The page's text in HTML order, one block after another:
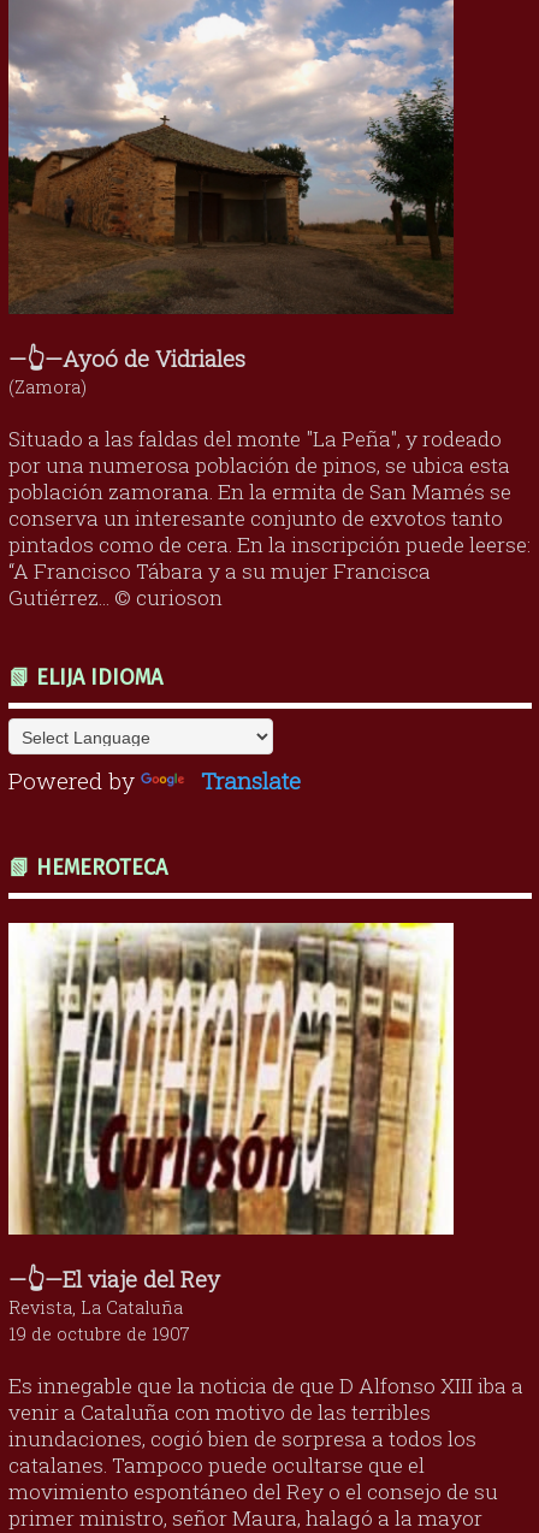
—👆—Ayoó de Vidriales
(Zamora)
Situado a las faldas del monte "La Peña", y rodeado
por una numerosa población de pinos, se ubica esta
población zamorana. En la ermita de San Mamés se
conserva un interesante conjunto de exvotos tanto
pintados como de cera. En la inscripción puede leerse:
“A Francisco Tábara y a su mujer Francisca
Gutiérrez... © curioson
📗 ELIJA IDIOMA
Powered by Translate
📗 HEMEROTECA
—👆—El viaje del Rey
Revista, La Cataluña
19 de octubre de 1907
Es innegable que la noticia de que D Alfonso XIII iba a
venir a Cataluña con motivo de las terribles
inundaciones, cogió bien de sorpresa a todos los
catalanes. Tampoco puede ocultarse que el
movimiento espontáneo del Rey o el consejo de su
primer ministro, señor Maura, halagó a la mayor